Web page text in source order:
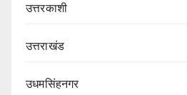
उत्तरकाशी
उत्तराखंड
उधमसिंहनगर